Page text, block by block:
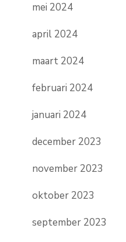
mei 2024
april 2024
maart 2024
februari 2024
januari 2024
december 2023
november 2023
oktober 2023
september 2023